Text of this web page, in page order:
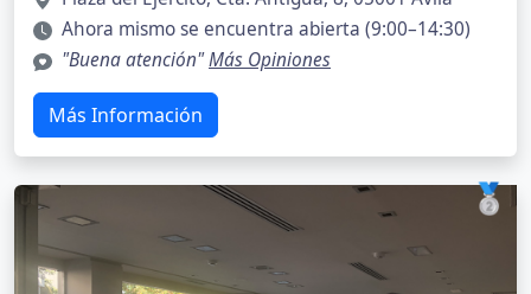
Ahora mismo se encuentra abierta (9:00–14:30)
"Buena atención"Más Opiniones
Más Información
🥈